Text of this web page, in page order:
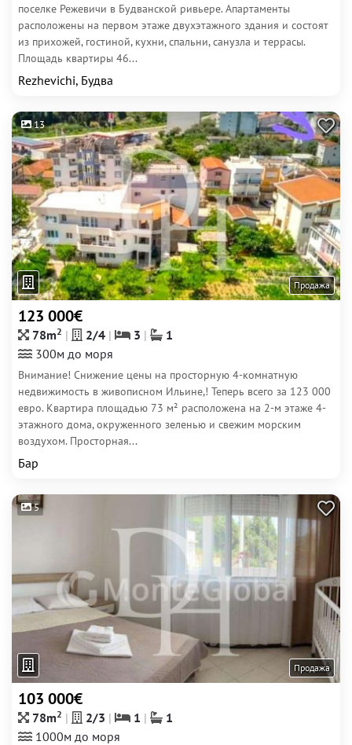
поселке Режевичи в Будванской ривьере. Апартаменты
расположены на первом этаже двухэтажного здания и состоят
из прихожей, гостиной, кухни, спальни, санузла и террасы.
Площадь квартиры 46...
Rezhevichi, Будва
13
Продажа
123 000€
78m2 2/4 3
1
300м до моря
Внимание! Снижение цены на просторную 4-комнатную
недвижимость в живописном Ильине,! Теперь всего за 123 000
евро. Квартира площадью 73 м² расположена на 2-м этаже 4-
этажного дома, окруженного зеленью и свежим морским
воздухом. Просторная...
Бар
5
Продажа
103 000€
78m2 2/3 1
1
1000м до моря